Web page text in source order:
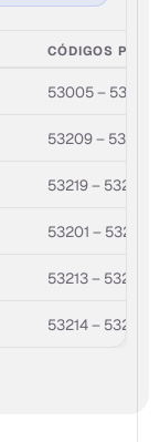
CÓDIGOS
53005 – 53045
53209 – 53217
53219 – 53228
53201 – 53295
53213 – 53226
53214 – 53227